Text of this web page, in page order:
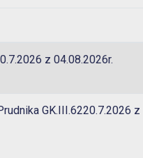
z 04.08.2026r.
GK.III.6220.7.2026 z